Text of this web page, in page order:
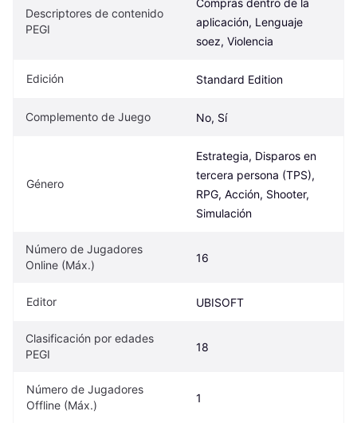
Descriptores de contenido
PEGI
Compras dentro de la
aplicación, Lenguaje
soez, Violencia
Edición Standard Edition
Complemento de Juego No, Sí
Género
Estrategia, Disparos en
tercera persona (TPS),
RPG, Acción, Shooter,
Simulación
Número de Jugadores
Online (Máx.)
16
Editor UBISOFT
Clasificación por edades
PEGI
18
Número de Jugadores
Offline (Máx.)
1